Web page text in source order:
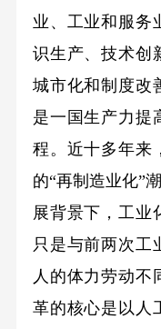
业、工业和服务
识生产、技术创
城市化和制度改
是一国生产力提
程。近十多年来
的“再制造业化”
展背景下，工业
只是与前两次工
人的体力劳动不
革的核心是以人